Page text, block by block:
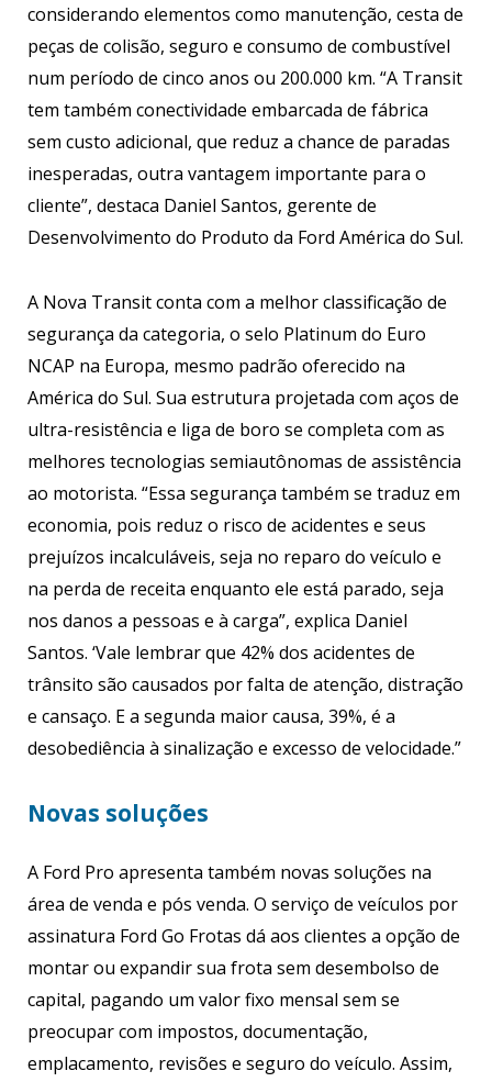
considerando elementos como manutenção, cesta de
peças de colisão, seguro e consumo de combustível
num período de cinco anos ou 200.000 km. “A Transit
tem também conectividade embarcada de fábrica
sem custo adicional, que reduz a chance de paradas
inesperadas, outra vantagem importante para o
cliente”, destaca Daniel Santos, gerente de
Desenvolvimento do Produto da Ford América do Sul.
A Nova Transit conta com a melhor classificação de
segurança da categoria, o selo Platinum do Euro
NCAP na Europa, mesmo padrão oferecido na
América do Sul. Sua estrutura projetada com aços de
ultra-resistência e liga de boro se completa com as
melhores tecnologias semiautônomas de assistência
ao motorista. “Essa segurança também se traduz em
economia, pois reduz o risco de acidentes e seus
prejuízos incalculáveis, seja no reparo do veículo e
na perda de receita enquanto ele está parado, seja
nos danos a pessoas e à carga”, explica Daniel
Santos. ‘Vale lembrar que 42% dos acidentes de
trânsito são causados por falta de atenção, distração
e cansaço. E a segunda maior causa, 39%, é a
desobediência à sinalização e excesso de velocidade.”
Novas soluções
A Ford Pro apresenta também novas soluções na
área de venda e pós venda. O serviço de veículos por
assinatura Ford Go Frotas dá aos clientes a opção de
montar ou expandir sua frota sem desembolso de
capital, pagando um valor fixo mensal sem se
preocupar com impostos, documentação,
emplacamento, revisões e seguro do veículo. Assim,